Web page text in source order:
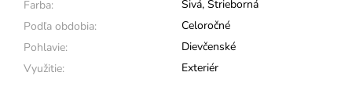
Farba:
Sivá, Strieborná
Podľa obdobia:
Celoročné
Pohlavie:
Dievčenské
Využitie:
Exteriér